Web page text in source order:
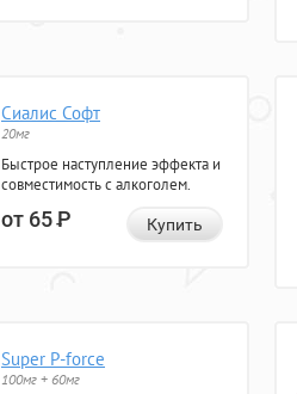
Сиалис Софт
20мг
Быстрое наступление эффекта и
совместимость с алкоголем.
от 65Р Купить
Super P-force
100мг + 60мг